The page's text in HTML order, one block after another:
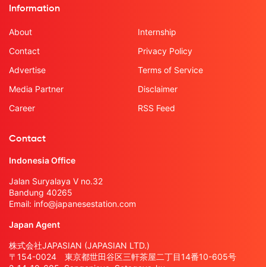
Information
About
Contact
Advertise
Media Partner
Career
Internship
Privacy Policy
Terms of Service
Disclaimer
RSS Feed
Contact
Indonesia Office
Jalan Suryalaya V no.32
Bandung 40265
Email: info@japanesestation.com
Japan Agent
株式会社JAPASIAN (JAPASIAN LTD.)
〒154-0024 東京都世田谷区三軒茶屋二丁目14番10-605号